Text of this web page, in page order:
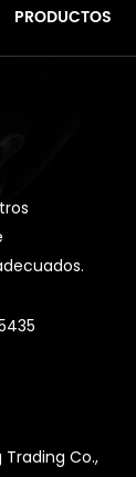
PRODUCTOS
Trading Co.,